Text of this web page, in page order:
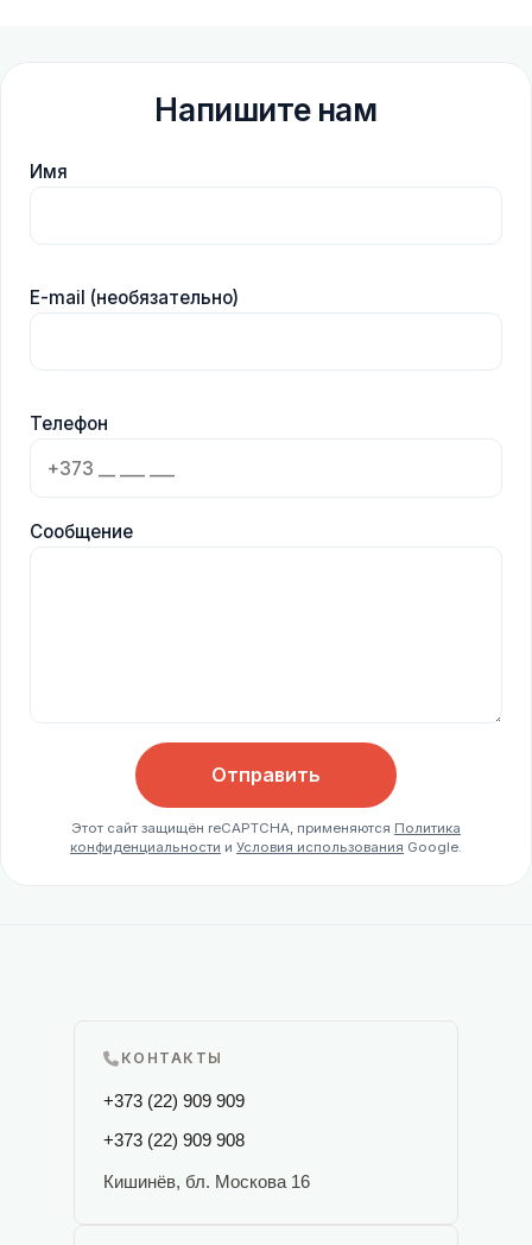
Напишите нам
Имя
E-mail (необязательно)
Телефон
Сообщение
Отправить
Этот сайт защищён reCAPTCHA, применяются Политика
конфиденциальности и Условия использования Google.
КОНТАКТЫ
+373 (22) 909 909
+373 (22) 909 908
Кишинёв, бл. Москова 16